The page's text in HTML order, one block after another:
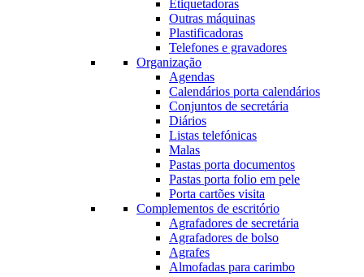
Etiquetadoras
Outras máquinas
Plastificadoras
Telefones e gravadores
Organização
Agendas
Calendários porta calendários
Conjuntos de secretária
Diários
Listas telefónicas
Malas
Pastas porta documentos
Pastas porta folio em pele
Porta cartões visita
Complementos de escritório
Agrafadores de secretária
Agrafadores de bolso
Agrafes
Almofadas para carimbo